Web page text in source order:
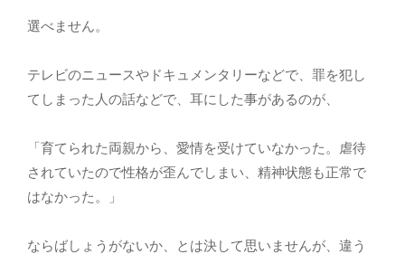
選べません。
テレビのニュースやドキュメンタリーなどで、罪を犯し
てしまった人の話などで、耳にした事があるのが、
「育てられた両親から、愛情を受けていなかった。虐待
されていたので性格が歪んでしまい、精神状態も正常で
はなかった。」
ならばしょうがないか、とは決して思いませんが、違う